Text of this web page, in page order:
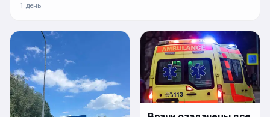
1 день